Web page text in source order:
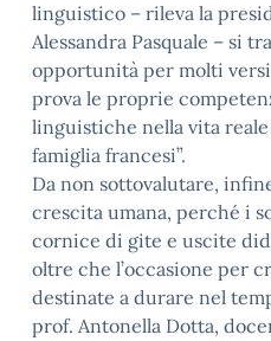
linguistico – rileva la
Alessandra Pasquale – si
opportunità per molti
prova le proprie
linguistiche nella vita
famiglia francesi”.
Da non sottovalutare,
crescita umana, perché i
cornice di gite e uscite
oltre che l’occasione per
destinate a durare nel
prof. Antonella Dotta,